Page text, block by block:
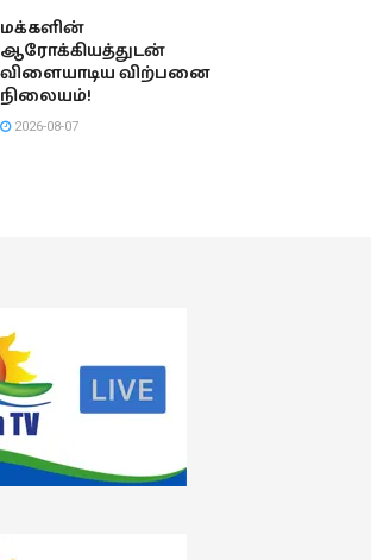
மக்களின்
ஆரோக்கியத்துடன்
விளையாடிய விற்பனை
நிலையம்!
2026-08-07